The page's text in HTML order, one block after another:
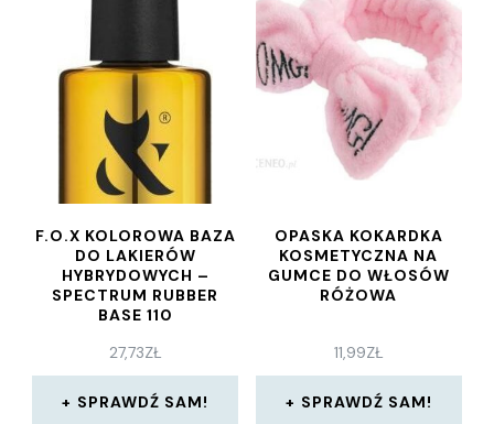
F.O.X KOLOROWA BAZA
DO LAKIERÓW
HYBRYDOWYCH –
SPECTRUM RUBBER
BASE 110
27,73ZŁ
SPRAWDŹ SAM!
OPASKA KOKARDKA
KOSMETYCZNA NA
GUMCE DO WŁOSÓW
RÓŻOWA
11,99ZŁ
SPRAWDŹ SAM!